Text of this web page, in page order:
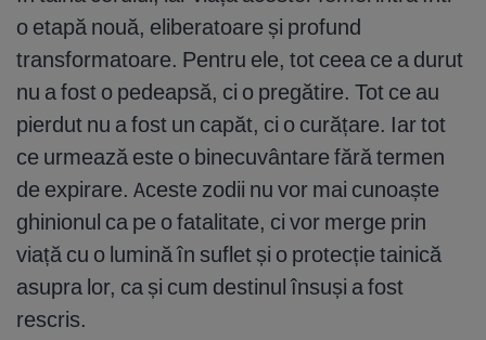
o etapă nouă, eliberatoare și profund
transformatoare. Pentru ele, tot ceea ce a durut
nu a fost o pedeapsă, ci o pregătire. Tot ce au
pierdut nu a fost un capăt, ci o curățare. Iar tot
ce urmează este o binecuvântare fără termen
de expirare. Aceste zodii nu vor mai cunoaște
ghinionul ca pe o fatalitate, ci vor merge prin
viață cu o lumină în suflet și o protecție tainică
asupra lor, ca și cum destinul însuși a fost
rescris.